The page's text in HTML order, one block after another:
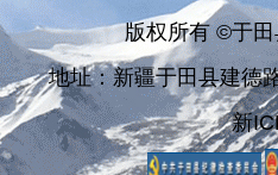
版权所有 ©于
地址：新疆于田县建德
新